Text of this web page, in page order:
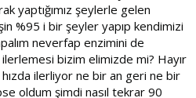
yaptığımız şeylerle gelen
%95 i bir şeyler yapıp kendimizi
neverfap enzimini de
ilerlemesi bizim elimizde mi? Hayır
hızda ilerliyor ne bir an geri ne bir
oldum şimdi nasıl tekrar 90